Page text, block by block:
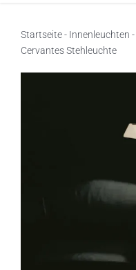
Online-Shop
Startseite- Innenleuchten -
Cervantes Stehleuchte